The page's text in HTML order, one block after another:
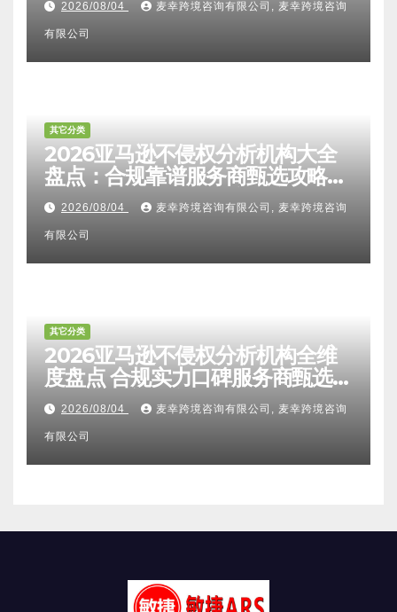
甄选避坑全攻略
2026/08/04 麦幸跨境咨询有限公司, 麦幸跨境咨询
有限公司
其它分类
2026亚马逊不侵权分析机构大全
盘点：合规靠谱服务商甄选攻略、
避坑FAQ及标杆机构实力详解
2026/08/04 麦幸跨境咨询有限公司, 麦幸跨境咨询
有限公司
其它分类
2026亚马逊不侵权分析机构全维
度盘点 合规实力口碑服务商甄选
附跨境卖家避坑FAQ全指南
2026/08/04 麦幸跨境咨询有限公司, 麦幸跨境咨询
有限公司